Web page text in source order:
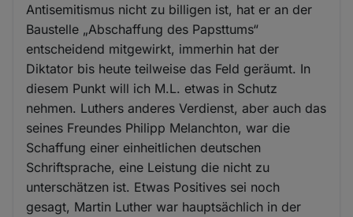
Antisemitismus nicht zu billigen ist, hat er an der
Baustelle „Abschaffung des Papsttums“
entscheidend mitgewirkt, immerhin hat der
Diktator bis heute teilweise das Feld geräumt. In
diesem Punkt will ich M.L. etwas in Schutz
nehmen. Luthers anderes Verdienst, aber auch das
seines Freundes Philipp Melanchton, war die
Schaffung einer einheitlichen deutschen
Schriftsprache, eine Leistung die nicht zu
unterschätzen ist. Etwas Positives sei noch
gesagt, Martin Luther war hauptsächlich in der